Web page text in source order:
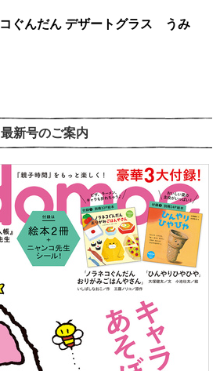
ノラネコぐんだん デザートグラス うみ
最新号のご案内